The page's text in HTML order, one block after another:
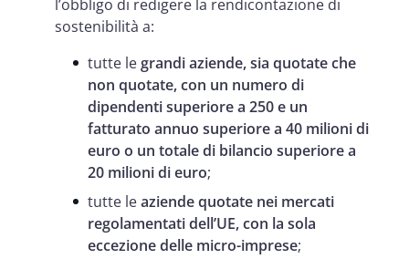
l’obbligo di redigere la rendicontazione di
sostenibilità a:
tutte legrandi aziende, sia quotate che
non quotate, con un numero di
dipendenti superiore a 250 e un
fatturato annuo superiore a 40 milioni di
euro o un totale di bilancio superiore a
20 milioni di euro;
tutte leaziende quotate nei mercati
regolamentati dell’UE, con la sola
eccezione delle micro-imprese;